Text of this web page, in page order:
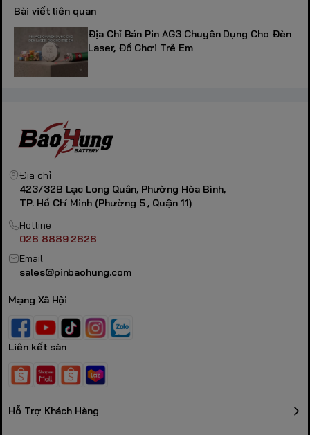
Bài viết liên quan
Địa Chỉ Bán Pin AG3 Chuyên Dụng Cho Đèn
Laser, Đồ Chơi Trẻ Em
Địa chỉ
423/32B Lạc Long Quân, Phường Hòa Bình,
TP. Hồ Chí Minh (Phường 5 , Quận 11)
Hotline
028 8889 2828
Email
sales@pinbaohung.com
Mạng Xã Hội
Liên kết sàn
Hỗ Trợ Khách Hàng